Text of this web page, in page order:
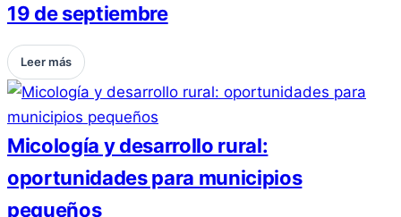
19 de septiembre
Leer más
Micología y desarrollo rural:
oportunidades para municipios
pequeños